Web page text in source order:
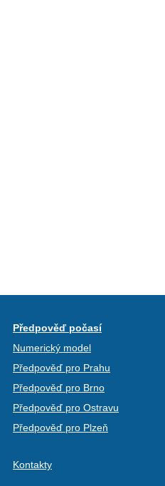
Předpověď počasí
Numerický model
Předpověď pro Prahu
Předpověď pro Brno
Předpověď pro Ostravu
Předpověď pro Plzeň
Kontakty